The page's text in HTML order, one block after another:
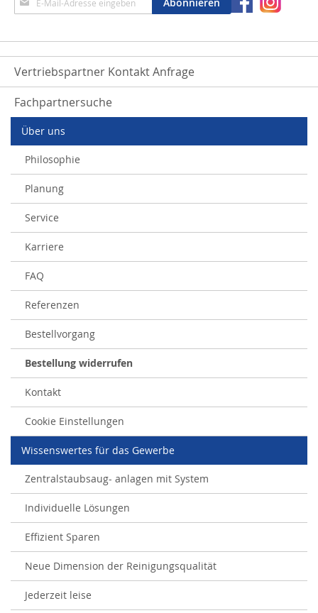
zum
Vertriebspartner Kontakt Anfrage
Fachpartnersuche
Über uns
Philosophie
Planung
Service
Karriere
FAQ
Referenzen
Bestellvorgang
Bestellung widerrufen
Kontakt
Cookie Einstellungen
Wissenswertes für das Gewerbe
Zentralstaubsaug- anlagen mit System
Individuelle Lösungen
Effizient Sparen
Neue Dimension der Reinigungsqualität
Jederzeit leise